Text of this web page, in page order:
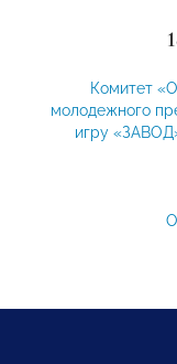
Комитет
молодежного
игру